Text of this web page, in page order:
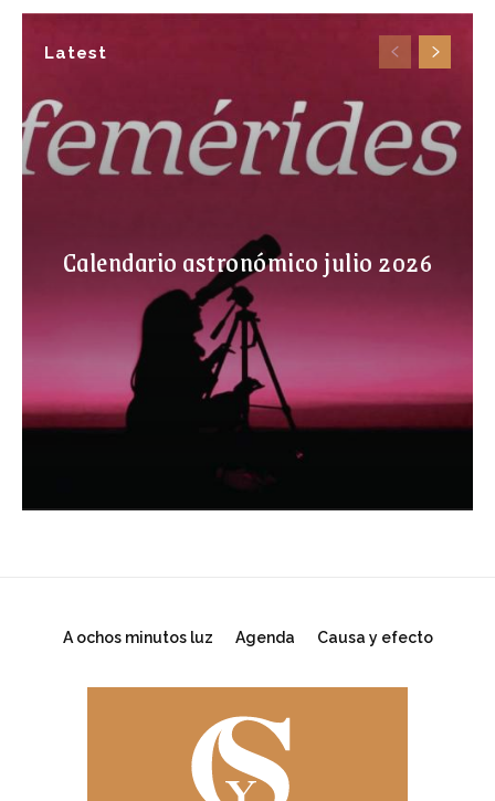
Latest
Calendario astronómico julio 2026
A ochos minutos luz Agenda Causa y efecto